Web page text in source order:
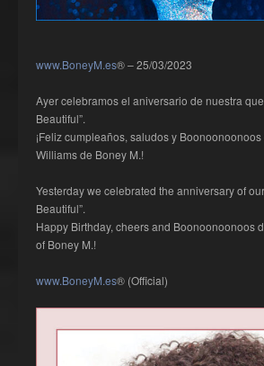
www.BoneyM.es® – 25/03/2023
Ayer celebramos el aniversario de nuestra
Beautiful”.
¡Feliz cumpleaños, saludos y
Williams de Boney M.!
Yesterday we celebrated the anniversary of
Beautiful”.
Happy Birthday, cheers and Boonoonoonoos
of Boney M.!
www.BoneyM.es® (Official)